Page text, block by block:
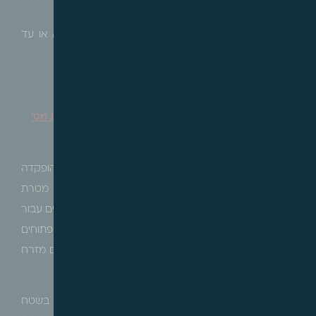
תוקף התנאים הינם שנתיים מיום פרסום ההודעה או עד
ירושלים – הודעה בדבר הפקדת תכנית מתאר מקומית מס'
הרינו לעדכן, כי בהתאם לסעיף 89 לחוק התכנון והבניה, הופקדה
תכנית מתאר מקומית מס' 101-1164433 במבואות גילה. מטרת
התכנית הינה, יצירת מסגרת תכנונית להקמת מתחם מגורים עבור
760 יחידות דיור עם מבני ציבור ושטחים ציבוריים פתוחים
ומערכת דרכים המתחברת אל רחוב שלמה דוגה, בדרום מזרח
התכנית קובעת בין היתר קביעת ייעוד לאזור מגורים ד' בשטח